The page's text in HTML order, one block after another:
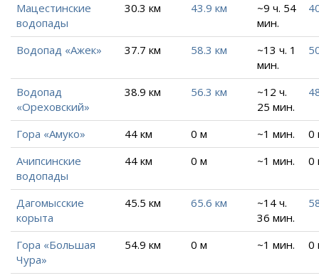
Мацестинские
водопады
30.3 км 43.9 км
~9 ч. 54
мин.
Водопад «Ажек» 37.7 км 58.3 км
~13 ч. 1
мин.
Водопад
«Ореховский»
38.9 км 56.3 км
~12 ч.
25 мин.
Гора «Амуко» 44 км 0 м ~1 мин.
0
Ачипсинские
водопады
44 км 0 м ~1 мин. 0
Дагомысские
корыта
45.5 км 65.6 км
~14 ч.
36 мин.
Гора «Большая
Чура»
54.9 км 0 м ~1 мин. 0